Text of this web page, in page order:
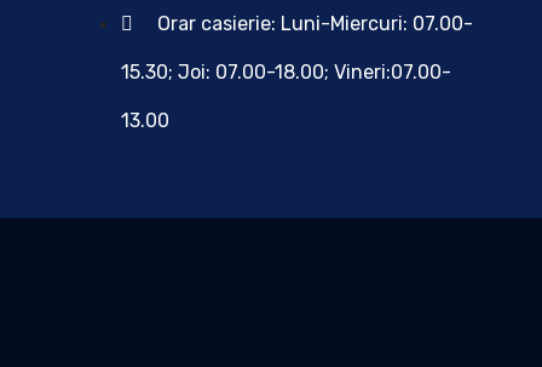
Orar casierie: Luni-Miercuri: 07.00-
15.30; Joi: 07.00-18.00; Vineri:07.00-
13.00